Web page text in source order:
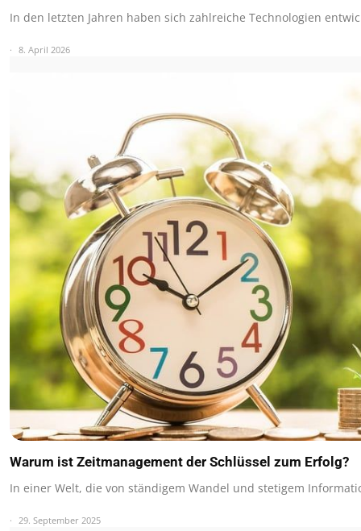
In den letzten Jahren haben sich zahlreiche Technologien
8. April 2026
Warum ist Zeitmanagement der Schlüssel zum Erfolg?
In einer Welt, die von ständigem Wandel und stetigem
29. September 2025